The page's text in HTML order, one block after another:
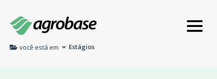
você está em Estágios